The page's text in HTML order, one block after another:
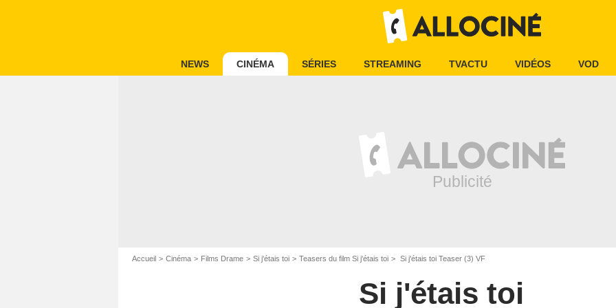
NEWS CINÉMA SÉRIES STREAMING TVACTU VIDÉOS VOD
Accueil Cinéma Films Drame Si j'étais toi Teasers du film Si j'étais toi Si j'étais toi Teaser (3) VF
Si j'étais toi